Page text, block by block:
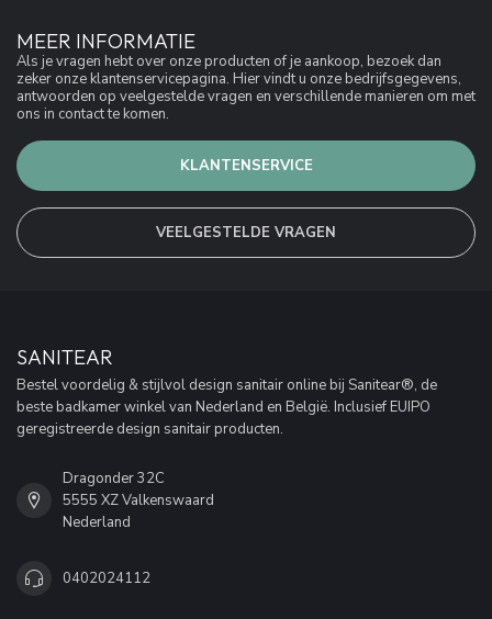
MEER INFORMATIE
Als je vragen hebt over onze producten of je aankoop, bezoek dan
zeker onze klantenservicepagina. Hier vindt u onze bedrijfsgegevens,
antwoorden op veelgestelde vragen en verschillende manieren om met
ons in contact te komen.
KLANTENSERVICE
VEELGESTELDE VRAGEN
SANITEAR
Bestel voordelig & stijlvol design sanitair online bij Sanitear®, de
beste badkamer winkel van Nederland en België. Inclusief EUIPO
geregistreerde design sanitair producten.
Dragonder 32C
5555 XZ Valkenswaard
Nederland
0402024112